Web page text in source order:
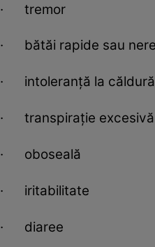
· tremor
· bătăi rapide sau
· intoleranță la căldură
· transpirație excesivă
· oboseală
· iritabilitate
· diaree